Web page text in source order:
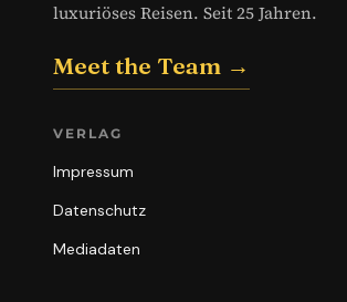
luxuriöses Reisen. Seit 25 Jahren.
Meet the Team →
VERLAG
Impressum
Datenschutz
Mediadaten